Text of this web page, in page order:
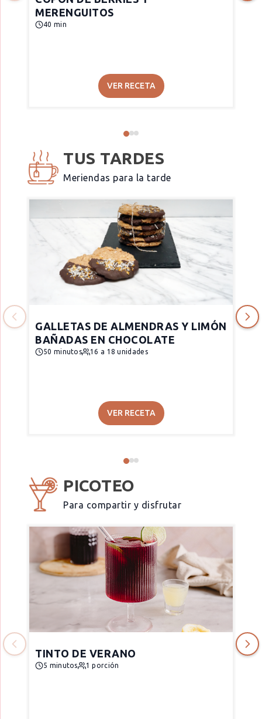
MERENGUITOS
40 min
VER RECETA
TUS TARDES
Meriendas para la tarde
GALLETAS DE ALMENDRAS Y LIMÓN
BAÑADAS EN CHOCOLATE
50 minutos 16 a 18 unidades
VER RECETA
PICOTEO
Para compartir y disfrutar
TINTO DE VERANO
5 minutos 1 porción